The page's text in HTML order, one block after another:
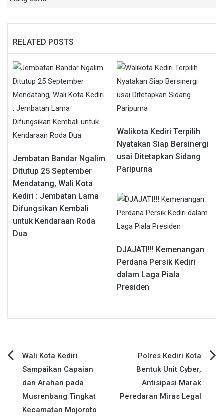
RELATED POSTS
Jembatan Bandar Ngalim
Ditutup 25 September
Mendatang, Wali Kota
Kediri : Jembatan Lama
Difungsikan Kembali
untuk Kendaraan Roda
Dua
Walikota Kediri Terpilih
Nyatakan Siap Bersinergi
usai Ditetapkan Sidang
Paripurna
DJAJATI!!! Kemenangan
Perdana Persik Kediri
dalam Laga Piala
Presiden
Navigasi
pos
Wali Kota Kediri
Sampaikan Capaian
dan Arahan pada
Musrenbang Tingkat
Kecamatan Mojoroto
Polres Kediri Kota
Bentuk Unit Cyber,
Antisipasi Marak
Peredaran Miras Legal